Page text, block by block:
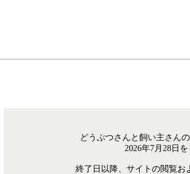
どうぶつさんと飼い主さん
2026年7月28日
終了日以降、サイトの閲覧お